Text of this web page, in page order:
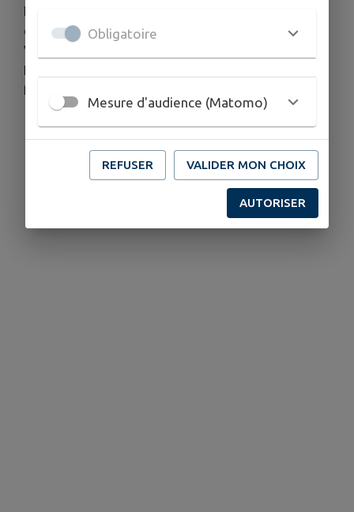
Les bronzes et les fontes de l'usine Durenne
ornent des villes des Etats-Unis, du Canada, du
Vénézuela, de Colombie, de Russie, de Guinée…
Plus de 700 modèles en plâtre de ses oeuvres en
fonte ou en bronze sont stockés dans une grange.
Obligatoire
Mesure d'audience (Matomo)
REFUSER VALIDER MON CHOIX
AUTORISER